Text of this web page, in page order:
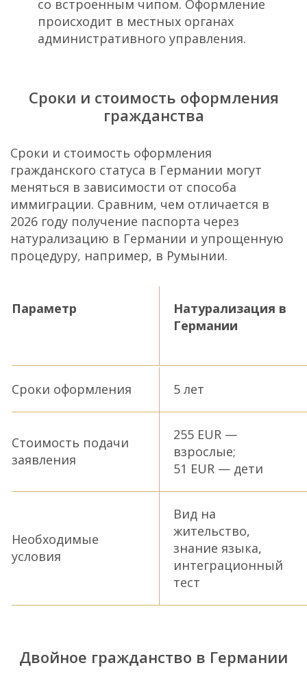
со встроенным чипом. Оформление
происходит в местных органах
административного управления.
Сроки и стоимость оформления
гражданства
Сроки и стоимость оформления
гражданского статуса в Германии могут
меняться в зависимости от способа
иммиграции. Сравним, чем отличается в
2026 году получение паспорта через
натурализацию в Германии и упрощенную
процедуру, например, в Румынии.
Параметр
Натурализация в
Германии
Сроки оформления 5 лет
Стоимость подачи
заявления
255 EUR —
взрослые;
51 EUR — дети
Необходимые
условия
Вид на
жительство,
знание языка,
интеграционный
тест
Двойное гражданство в Германии